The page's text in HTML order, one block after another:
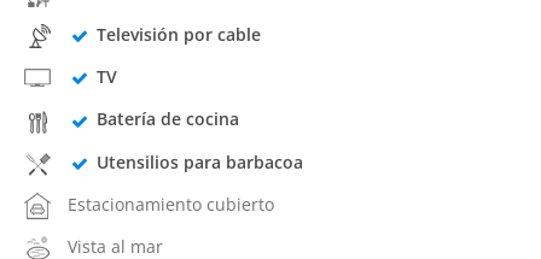
Televisión por cable
TV
Batería de cocina
Utensilios para barbacoa
Estacionamiento cubierto
Vista al mar